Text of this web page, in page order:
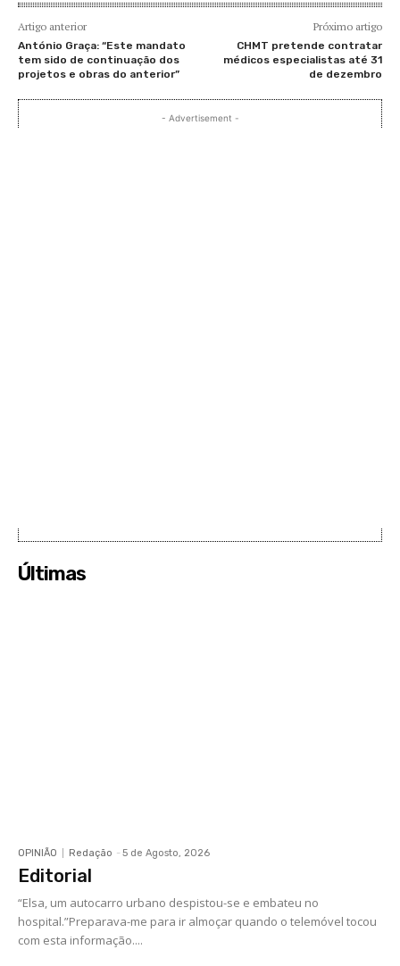
Artigo anterior
António Graça: “Este mandato
tem sido de continuação dos
projetos e obras do anterior”
Próximo artigo
CHMT pretende contratar
médicos especialistas até 31
de dezembro
- Advertisement -
Últimas
OPINIÃO Redação - 5 de Agosto, 2026
Editorial
“Elsa, um autocarro urbano despistou-se e embateu no
hospital.”Preparava-me para ir almoçar quando o telemóvel tocou
com esta informação....